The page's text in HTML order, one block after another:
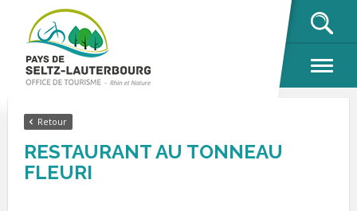
Retour
RESTAURANT AU TONNEAU
FLEURI